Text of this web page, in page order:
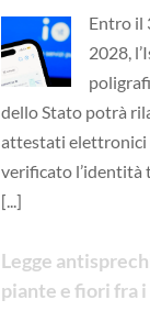
Entro il
2028,
dello Stato potrà
attestati elettronici
verificato l’identità
[...]
Legge
piante e fiori fra